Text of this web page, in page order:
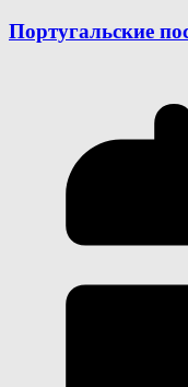
Португальские